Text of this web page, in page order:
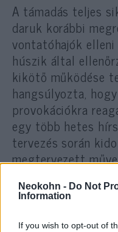
Neokohn - Do Not
Information
If you wish to opt-out of
A támadás teljes
daruk korábbi
vontatóhajók
húszik által
kikötő működése
hangsúlyozta,
provokációkra
egy több hetes
tervezés során
megtervezett